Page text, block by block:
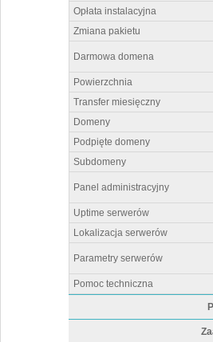
Opłata instalacyjna
Zmiana pakietu
Darmowa domena
Powierzchnia
Transfer miesięczny
Domeny
Podpięte domeny
Subdomeny
Panel administracyjny
Uptime serwerów
Lokalizacja serwerów
Parametry serwerów
Pomoc techniczna